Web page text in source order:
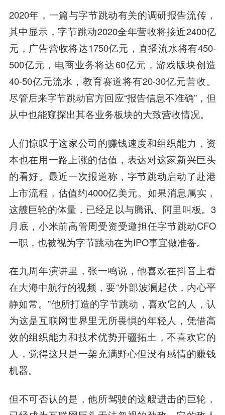
2020年，一篇与字节跳动有关的调研报告流传，
其中显示，字节跳动2020全年营收将接近2400亿
元，广告营收将达1750亿元，直播流水将有450-
500亿元，电商业务将达60亿元，游戏版块创造
40-50亿元流水，教育赛道将有20-30亿元营收。
尽管后来字节跳动官方回应“报告信息不准确”，但
从中也能窥探出其各业务板块的大致营收情况。
人们惊叹于这家公司的赚钱速度和组织能力，资
本也在用一路上涨的估值，表达对这家新兴巨头
的看好。最近一次报道称，字节跳动启动了赴港
上市流程，估值约4000亿美元。如果消息属实，
这艘巨轮的体量，已经足以与腾讯、阿里叫板。3
月底，小米前高管周受资受邀担任字节跳动CFO
一职，也被视为字节跳动在为IPO事宜做准备。
在九周年演讲里，张一鸣说，他喜欢在抖音上看
在大海中航行的视频，要“外部波澜起伏，内心平
静如常。”他所打造的字节跳动，喜欢它的人，认
为这是互联网世界里无所畏惧的年轻人，凭借高
效的组织能力和技术优势开疆拓土，不喜欢它的
人，觉得这只是一架充满野心但没有感情的赚钱
机器。
但不可否认的是，他所驾驶的这艘进击的巨轮，